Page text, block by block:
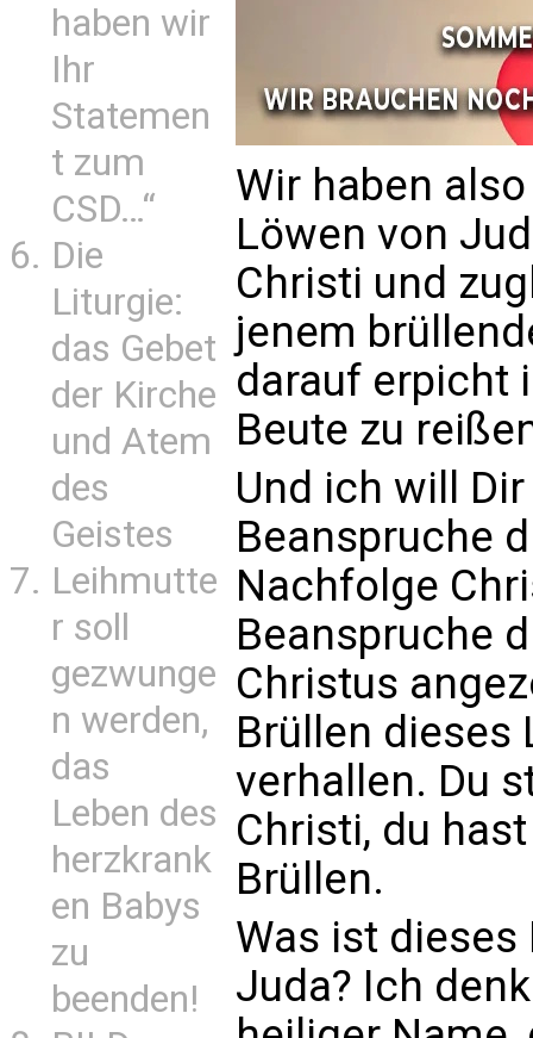
haben wir
Ihr
Statemen
t zum
CSD…“
Die
Liturgie:
das Gebet
der Kirche
und Atem
des
Geistes
Leihmutte
r soll
gezwunge
n werden,
das
Leben des
herzkrank
en Babys
zu
beenden!
Wir haben
Löwen von
Christi und
jenem
darauf erpicht
Beute zu
Und ich will
Beanspruche
Nachfolge
Beanspruche
Christus
Brüllen dieses
verhallen. Du
Christi, du
Brüllen.
Was ist
Juda? Ich